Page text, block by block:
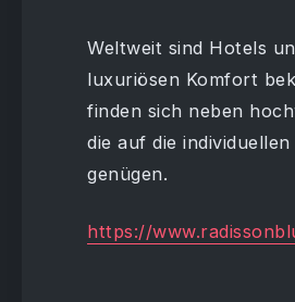
Weltweit sind Hotels
luxuriösen Komfort
finden sich neben
die auf die
genügen.
https://